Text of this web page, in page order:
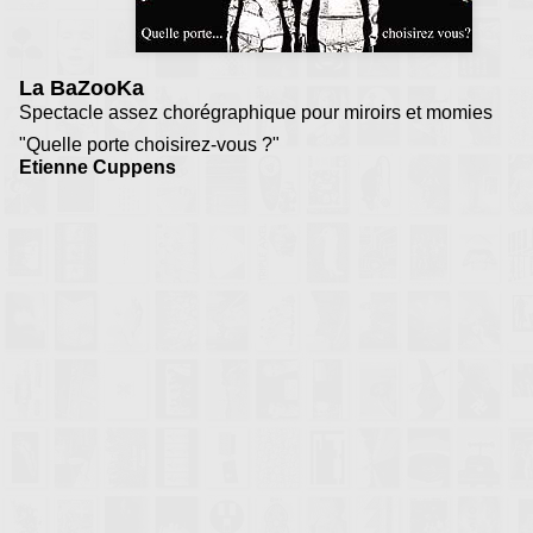
La BaZooKa
Spectacle assez chorégraphique pour miroirs et momies
"Quelle porte choisirez-vous ?"
Etienne Cuppens